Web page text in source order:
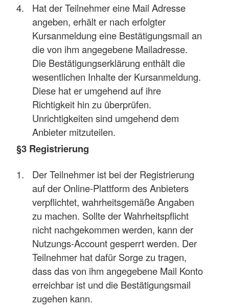
Hat der Teilnehmer eine Mail Adresse
angeben, erhält er nach erfolgter
Kursanmeldung eine Bestätigungsmail an
die von ihm angegebene Mailadresse.
Die Bestätigungserklärung enthält die
wesentlichen Inhalte der Kursanmeldung.
Diese hat er umgehend auf ihre
Richtigkeit hin zu überprüfen.
Unrichtigkeiten sind umgehend dem
Anbieter mitzuteilen.
§3 Registrierung
Der Teilnehmer ist bei der Registrierung
auf der Online-Plattform des Anbieters
verpflichtet, wahrheitsgemäße Angaben
zu machen. Sollte der Wahrheitspflicht
nicht nachgekommen werden, kann der
Nutzungs-Account gesperrt werden. Der
Teilnehmer hat dafür Sorge zu tragen,
dass das von ihm angegebene Mail Konto
erreichbar ist und die Bestätigungsmail
zugehen kann.